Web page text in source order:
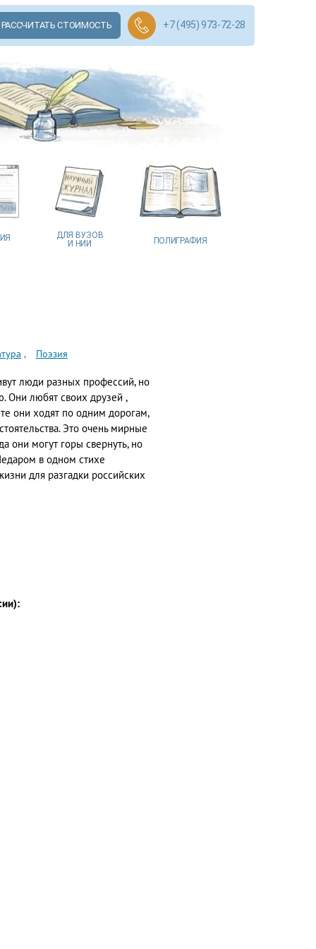
РАССЧИТАТЬ СТОИМОСТЬ +7 (495) 973-72-28
ДЛЯ ВУЗОВ
И НИИ
ПОЛИГРАФИЯ
Поэзия
люди разных профессий, но
Они любят своих друзей ,
они ходят по одним дорогам,
Это очень мирные
они могут горы свернуть, но
в одном стихе
для разгадки российских